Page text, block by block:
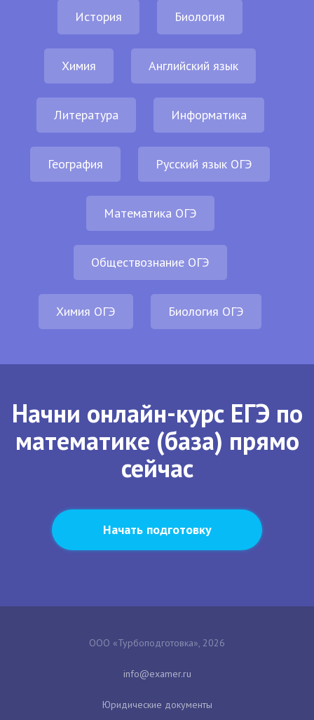
История Биология
Химия Английский язык
Литература Информатика
География Русский язык ОГЭ
Математика ОГЭ
Обществознание ОГЭ
Химия ОГЭ Биология ОГЭ
Начни онлайн-курс ЕГЭ по
математике (база) прямо
сейчас
Начать подготовку
ООО «Турбоподготовка», 2026
Юридические документы